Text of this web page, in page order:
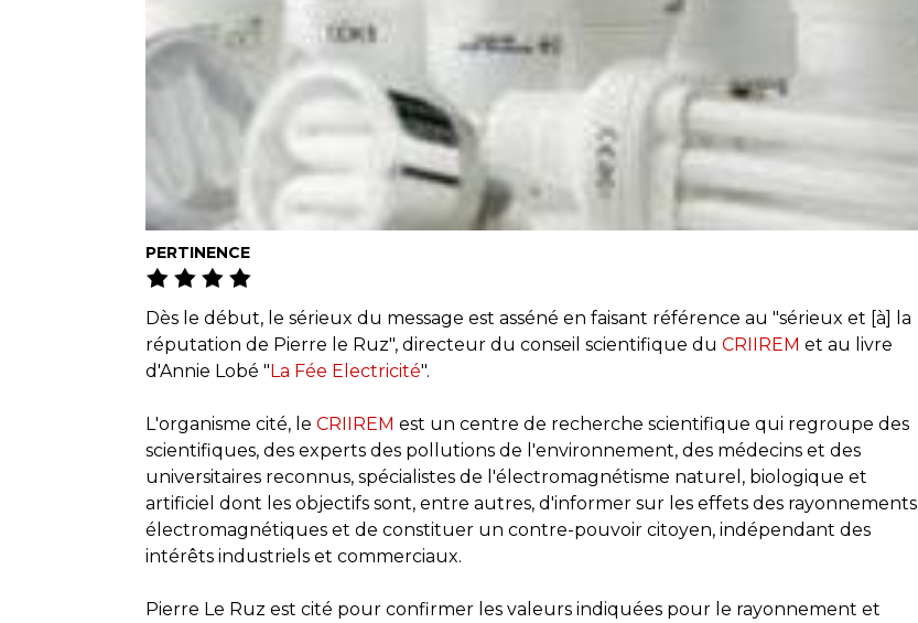
PERTINENCE
Dès le début, le sérieux du message est asséné en faisant référence au "sérieux et [à] la
réputation de Pierre le Ruz", directeur du conseil scientifique du CRIIREM et au livre
d'Annie Lobé "La Fée Electricité".
L'organisme cité, le CRIIREM est un centre de recherche scientifique qui regroupe des
scientifiques, des experts des pollutions de l'environnement, des médecins et des
universitaires reconnus, spécialistes de l'électromagnétisme naturel, biologique et
artificiel dont les objectifs sont, entre autres, d'informer sur les effets des rayonnements
électromagnétiques et de constituer un contre-pouvoir citoyen, indépendant des
intérêts industriels et commerciaux.
Pierre Le Ruz est cité pour confirmer les valeurs indiquées pour le rayonnement et